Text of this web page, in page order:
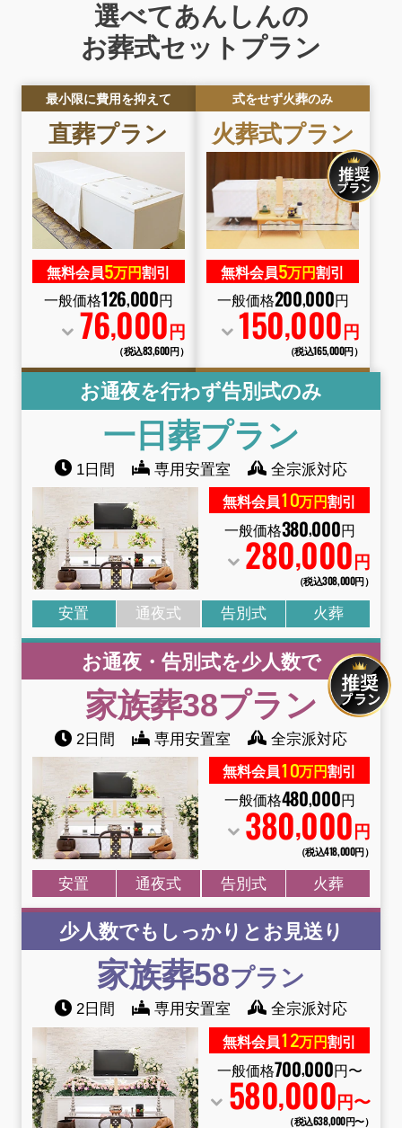
選べてあんしんの
お葬式セットプラン
最小限に費用を抑えて
直葬プラン
無料会員5万円割引
一般価格126,000円
76,000 円
（税込83,600円）
式をせず火葬のみ
火葬式プラン
無料会員5万円割引
一般価格200,000円
150,000 円
（税込165,000円）
お通夜を行わず告別式のみ
一日葬プラン
1日間 専用安置室 全宗派対応
無料会員10万円割引
一般価格380,000円
280,000 円
（税込308,000円）
安置 通夜式 告別式 火葬
お通夜・告別式を少人数で
家族葬38プラン
2日間 専用安置室 全宗派対応
無料会員10万円割引
一般価格480,000円
380,000 円
（税込418,000円）
安置 通夜式 告別式 火葬
少人数でもしっかりとお見送り
家族葬58プラン
2日間 専用安置室 全宗派対応
無料会員12万円割引
一般価格700,000円〜
580,000 円〜
（税込638,000円〜）